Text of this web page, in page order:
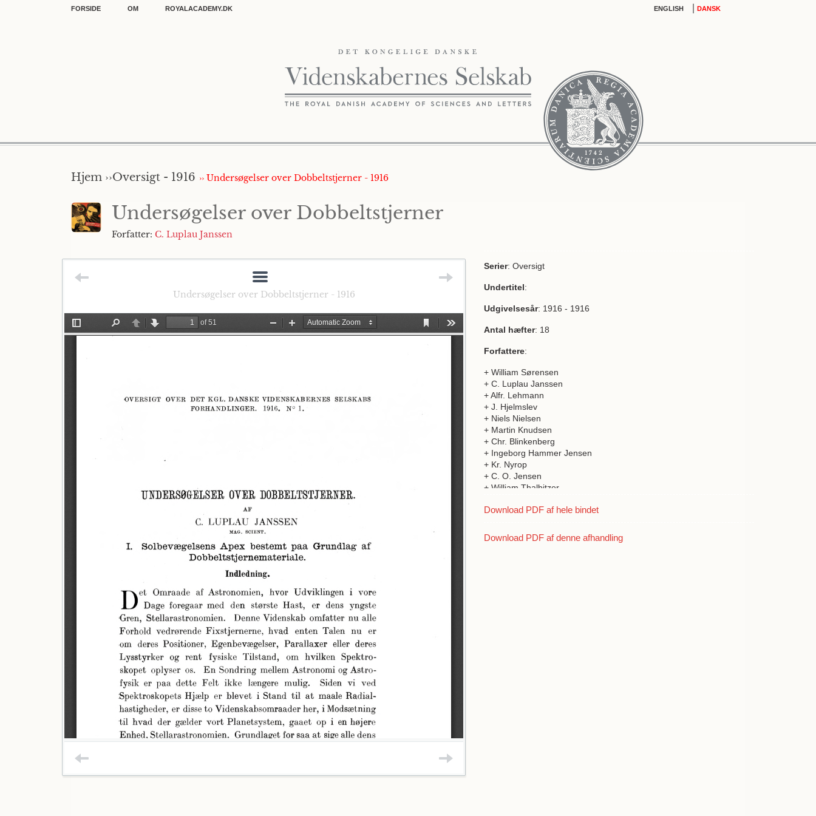
FORSIDE OM ROYALACADEMY.DK ENGLISH DANSK
Hjem ››Oversigt - 1916 ›› Undersøgelser over Dobbeltstjerner - 1916
Undersøgelser over Dobbeltstjerner
Forfatter: C. Luplau Janssen
Undersøgelser over Dobbeltstjerner - 1916
Serier: Oversigt
Undertitel:
Udgivelsesår: 1916 - 1916
Antal hæfter: 18
Forfattere:
+ William Sørensen
+ C. Luplau Janssen
+ Alfr. Lehmann
+ J. Hjelmslev
+ Niels Nielsen
+ Martin Knudsen
+ Chr. Blinkenberg
+ Ingeborg Hammer Jensen
+ Kr. Nyrop
+ C. O. Jensen
+ William Thalbitzer
+ L.S. Fridericia
+ A.W. Marke
Download PDF af hele bindet
Download PDF af denne afhandling